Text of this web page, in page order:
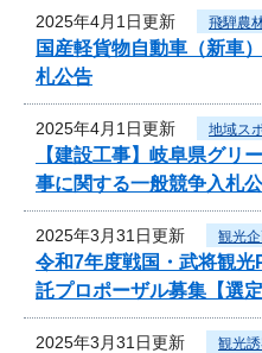
2025年4月1日更新 飛騨農
国産軽貨物自動車（新車
札公告
2025年4月1日更新 地域ス
【建設工事】岐阜県グリ
事に関する一般競争入札
2025年3月31日更新 観光
令和7年度戦国・武将観
託プロポーザル募集【選定
2025年3月31日更新 観光